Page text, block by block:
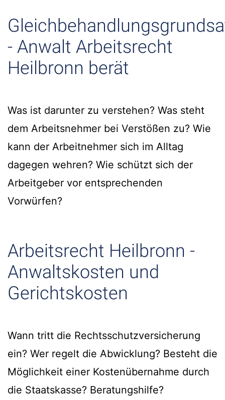
- Anwalt Arbeitsrecht
Heilbronn berät
Was ist darunter zu verstehen? Was steht
dem Arbeitsnehmer bei Verstößen zu? Wie
kann der Arbeitnehmer sich im Alltag
dagegen wehren? Wie schützt sich der
Arbeitgeber vor entsprechenden
Vorwürfen?
Arbeitsrecht Heilbronn -
Anwaltskosten und
Gerichtskosten
Wann tritt die Rechtsschutzversicherung
ein? Wer regelt die Abwicklung? Besteht die
Möglichkeit einer Kostenübernahme durch
die Staatskasse? Beratungshilfe?